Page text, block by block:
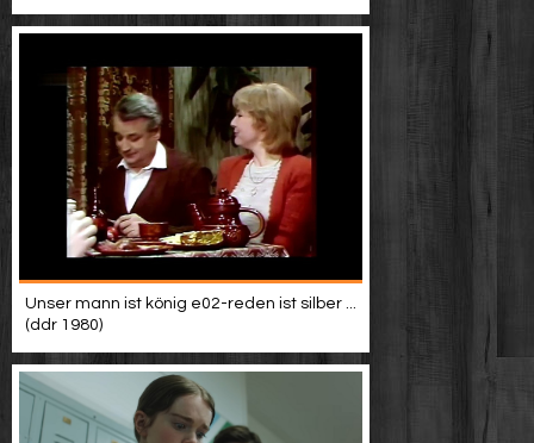
Unser mann ist könig e02-reden ist silber ...
(ddr 1980)